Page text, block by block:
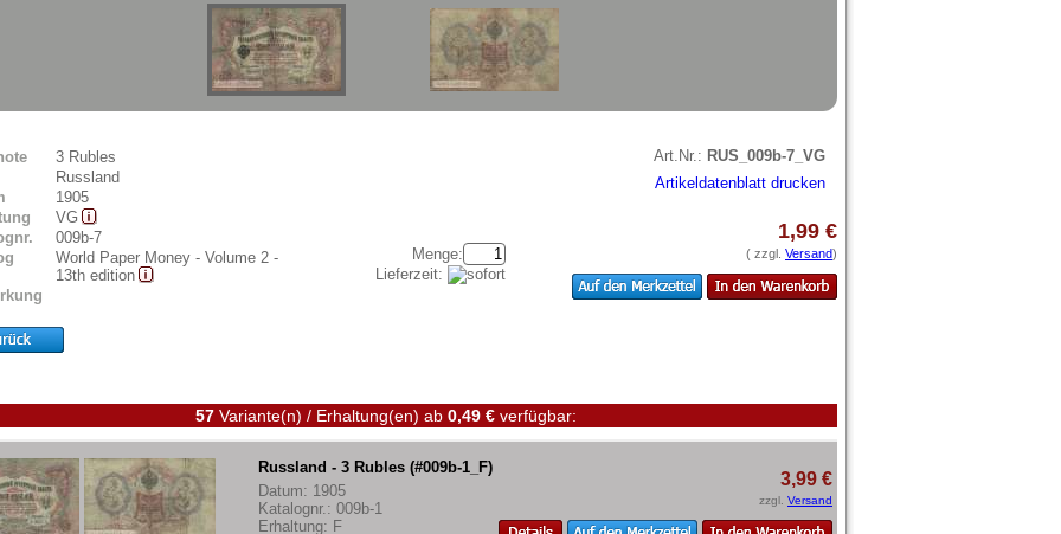
3 Rubles
Russland
1905
VG
009b-7
World Paper Money - Volume 2 -
13th edition
Art.Nr.: RUS_009b-7_VG
Artikeldatenblatt drucken
Menge:
Lieferzeit:
1,99 €
( zzgl. Versand)
57Variante(n) / Erhaltung(en) ab 0,49 €verfügbar:
Russland - 3 Rubles (#009b-1_F)
Datum: 1905
Katalognr.: 009b-1
Erhaltung: F
3,99 €
zzgl. Versand